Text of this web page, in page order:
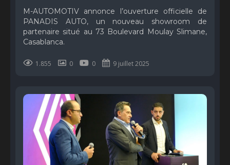
M-AUTOMOTIV annonce l’ouverture officielle de
PANADIS AUTO, un nouveau showroom de
partenaire situé au 73 Boulevard Moulay Slimane,
Casablanca.
1.855 0 0 9 juillet 2025